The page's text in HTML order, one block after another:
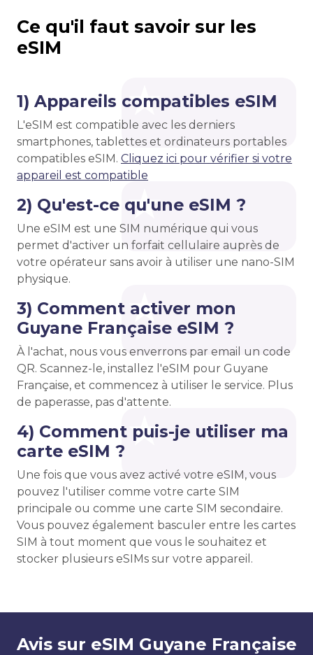
Ce qu'il faut savoir sur les
eSIM
1) Appareils compatibles eSIM
L'eSIM est compatible avec les derniers
smartphones, tablettes et ordinateurs portables
compatibles eSIM. Cliquez ici pour vérifier si votre
appareil est compatible
2) Qu'est-ce qu'une eSIM ?
Une eSIM est une SIM numérique qui vous
permet d'activer un forfait cellulaire auprès de
votre opérateur sans avoir à utiliser une nano-SIM
physique.
3) Comment activer mon
Guyane Française eSIM ?
À l'achat, nous vous enverrons par email un code
QR. Scannez-le, installez l'eSIM pour Guyane
Française, et commencez à utiliser le service. Plus
de paperasse, pas d'attente.
4) Comment puis-je utiliser ma
carte eSIM ?
Une fois que vous avez activé votre eSIM, vous
pouvez l'utiliser comme votre carte SIM
principale ou comme une carte SIM secondaire.
Vous pouvez également basculer entre les cartes
SIM à tout moment que vous le souhaitez et
stocker plusieurs eSIMs sur votre appareil.
Avis sur eSIM Guyane Française